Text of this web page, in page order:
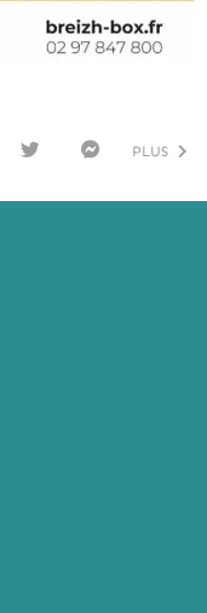
TTER
ENG
PLUS